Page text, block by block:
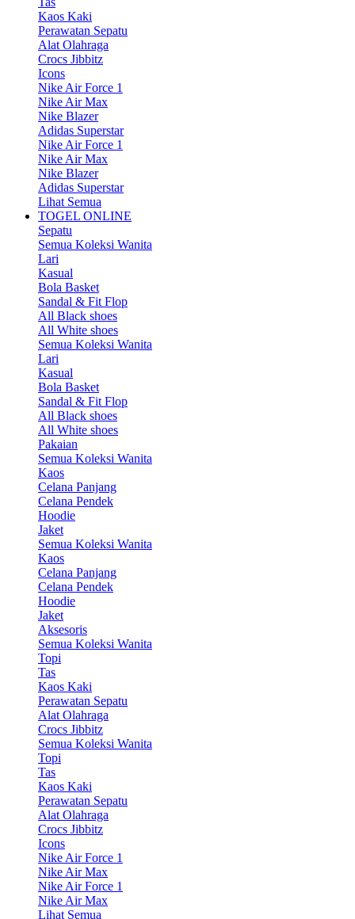
Kaos Kaki
Perawatan Sepatu
Alat Olahraga
Crocs Jibbitz
Icons
Nike Air Force 1
Nike Air Max
Nike Blazer
Adidas Superstar
Nike Air Force 1
Nike Air Max
Nike Blazer
Adidas Superstar
Lihat Semua
TOGEL ONLINE
Sepatu
Semua Koleksi Wanita
Lari
Kasual
Bola Basket
Sandal & Fit Flop
All Black shoes
All White shoes
Semua Koleksi Wanita
Lari
Kasual
Bola Basket
Sandal & Fit Flop
All Black shoes
All White shoes
Pakaian
Semua Koleksi Wanita
Kaos
Celana Panjang
Celana Pendek
Hoodie
Jaket
Semua Koleksi Wanita
Kaos
Celana Panjang
Celana Pendek
Hoodie
Jaket
Aksesoris
Semua Koleksi Wanita
Topi
Tas
Kaos Kaki
Perawatan Sepatu
Alat Olahraga
Crocs Jibbitz
Semua Koleksi Wanita
Topi
Tas
Kaos Kaki
Perawatan Sepatu
Alat Olahraga
Crocs Jibbitz
Icons
Nike Air Force 1
Nike Air Max
Nike Air Force 1
Nike Air Max
Lihat Semua